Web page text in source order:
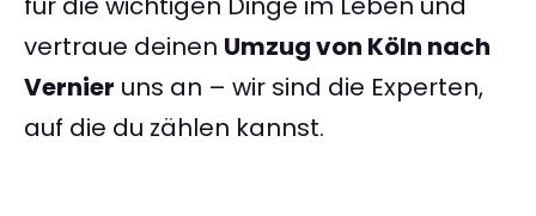
vertraue deinen Umzug von Köln nach
Vernier uns an – wir sind die Experten,
auf die du zählen kannst.